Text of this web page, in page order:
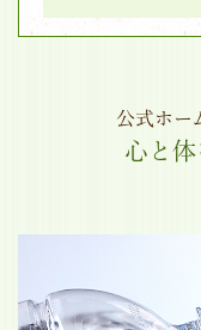
公式ホー
心と